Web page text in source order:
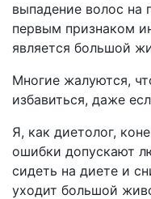
выпадение волос на
первым признаком
является большой
Многие жалуются,
избавиться, даже
Я, как диетолог,
ошибки допускают
сидеть на диете и
уходит большой